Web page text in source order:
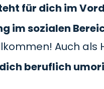
für dich im
im sozialen
Auch
beruflich